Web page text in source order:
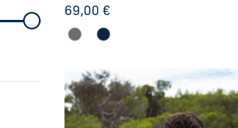
69,00 €